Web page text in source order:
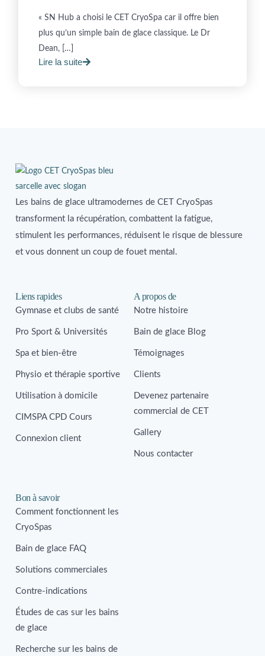
« SN Hub a choisi le CET CryoSpa car il offre bien
plus qu’un simple bain de glace classique. Le Dr
Dean, […]
Lire la suite
Les bains de glace ultramodernes de CET CryoSpas
transforment la récupération, combattent la fatigue,
stimulent les performances, réduisent le risque de blessure
et vous donnent un coup de fouet mental.
Liens rapides
Gymnase et clubs de santé
Pro Sport & Universités
Spa et bien-être
Physio et thérapie sportive
Utilisation à domicile
CIMSPA CPD Cours
Connexion client
A propos de
Notre histoire
Bain de glace Blog
Témoignages
Clients
Devenez partenaire
commercial de CET
Gallery
Nous contacter
Bon à savoir
Comment fonctionnent les
CryoSpas
Bain de glace FAQ
Solutions commerciales
Contre-indications
Études de cas sur les bains
de glace
Recherche sur les bains de